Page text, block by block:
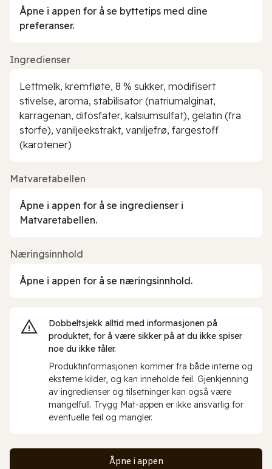
Åpne i appen for å se byttetips med dine
preferanser.
Ingredienser
Lettmelk, kremfløte, 8 % sukker, modifisert
stivelse, aroma, stabilisator (natriumalginat,
karragenan, difosfater, kalsiumsulfat), gelatin (fra
storfe), vaniljeekstrakt, vaniljefrø, fargestoff
(karotener)
Matvaretabellen
Åpne i appen for å se ingredienser i
Matvaretabellen.
Næringsinnhold
Åpne i appen for å se næringsinnhold.
Dobbeltsjekk alltid med informasjonen på
produktet, for å være sikker på at du ikke spiser
noe du ikke tåler.
Produktinformasjonen kommer fra både interne og
eksterne kilder, og kan inneholde feil. Gjenkjenning
av ingredienser og tilsetninger kan også være
mangelfull. Trygg Mat-appen er ikke ansvarlig for
eventuelle feil og mangler.
Åpne i appen